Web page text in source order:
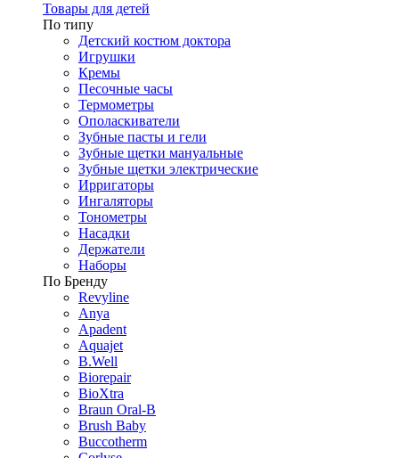
Товары для детей
По типу
Детский костюм доктора
Игрушки
Кремы
Песочные часы
Термометры
Ополаскиватели
Зубные пасты и гели
Зубные щетки мануальные
Зубные щетки электрические
Ирригаторы
Ингаляторы
Тонометры
Насадки
Держатели
Наборы
По Бренду
Revyline
Anya
Apadent
Aquajet
B.Well
Biorepair
BioXtra
Braun Oral-B
Brush Baby
Buccotherm